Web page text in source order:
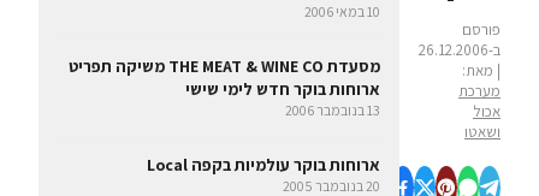
פורסם
ב-26.12.2006
| מאת:
מערכת
אכול
ושאטו
10 במאי 2006
מסעדת THE MEAT & WINE CO משיקה תפריט
ארוחות בוקר חדש לימי שישי
13 בנובמבר 2006
ארוחות בוקר עולמיות בקפה Local
20 בנובמבר 2005